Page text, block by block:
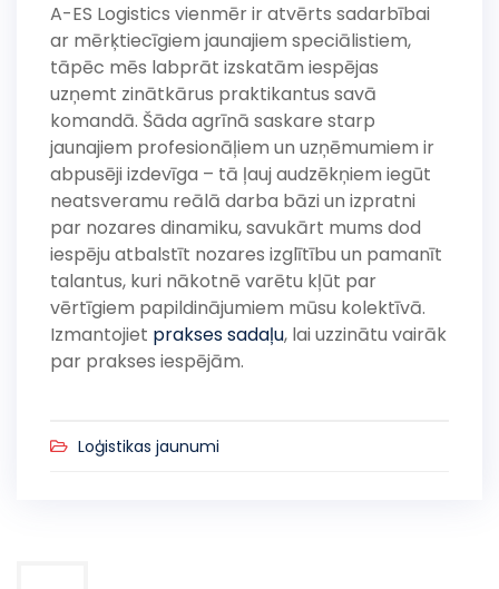
A-ES Logistics vienmēr ir atvērts sadarbībai
ar mērķtiecīgiem jaunajiem speciālistiem,
tāpēc mēs labprāt izskatām iespējas
uzņemt zinātkārus praktikantus savā
komandā. Šāda agrīnā saskare starp
jaunajiem profesionāļiem un uzņēmumiem ir
abpusēji izdevīga – tā ļauj audzēkņiem iegūt
neatsveramu reālā darba bāzi un izpratni
par nozares dinamiku, savukārt mums dod
iespēju atbalstīt nozares izglītību un pamanīt
talantus, kuri nākotnē varētu kļūt par
vērtīgiem papildinājumiem mūsu kolektīvā.
Izmantojiet prakses sadaļu, lai uzzinātu vairāk
par prakses iespējām.
Loģistikas jaunumi